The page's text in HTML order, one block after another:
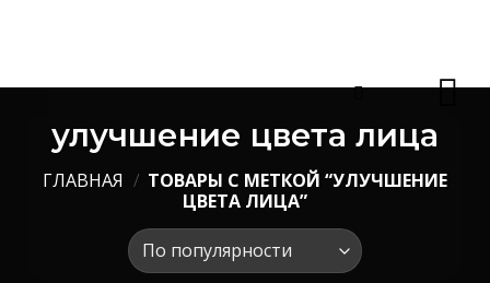
улучшение цвета лица
ГЛАВНАЯ / ТОВАРЫ С МЕТКОЙ “УЛУЧШЕНИЕ
ЦВЕТА ЛИЦА”